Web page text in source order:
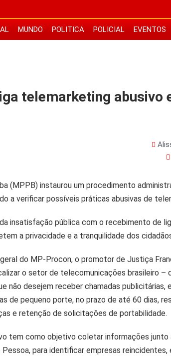
MUNDO POLITICA POLICIAL EVENTOS
telemarketing abusivo
(MPPB) instaurou um procedimento
a verificar possíveis práticas abusivas de
insatisfação pública com o recebimento de
a privacidade e a tranquilidade dos
do MP-Procon, o promotor de Justiça
o setor de telecomunicações brasileiro
não desejem receber chamadas
de pequeno porte, no prazo de até 60 dias,
e retenção de solicitações de portabilidade.
tem como objetivo coletar informações junto
para identificar empresas